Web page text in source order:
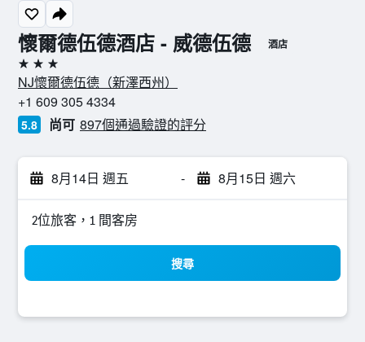
懷爾德伍德酒店 - 威德伍德 酒店
3星級
NJ懷爾德伍德（新澤西州）
+1 609 305 4334
5.8 尚可 897個通過驗證的評分
8月14日 週五 - 8月15日 週六
2位旅客，1 間客房
搜尋